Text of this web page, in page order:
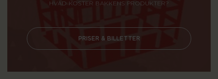
HVAD KOSTER BAKKENS PRODUKTER?
PRISER & BILLETTER